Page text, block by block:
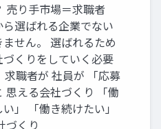
売り手市場＝求職者
ら選ばれる企業でない
せん。 選ばれるため
づくりをしていく必要
求職者が 社員が 「応募
思える会社づくり 「働
」 「働き続けたい」
づくり